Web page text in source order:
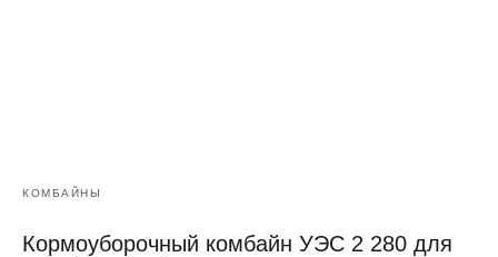
КОМБАЙНЫ
Кормоуборочный комбайн УЭC 2 280 для